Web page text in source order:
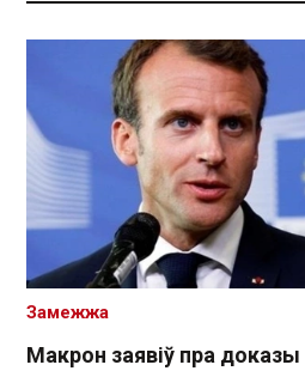
Макрон заявіў пра доказы
Замежжа